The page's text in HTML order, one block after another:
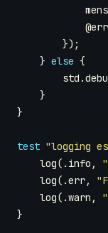
});
} else {
std .
}
}
test "logging
log(. info ,
log(.err,
log(.warn ,
}